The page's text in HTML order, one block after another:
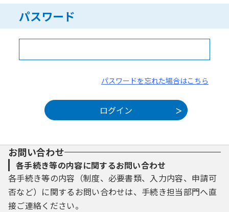
パスワード
パスワードを忘れた場合はこちら
お問い合わせ
各手続き等の内容に関するお問い合わせ
各手続き等の内容（制度、必要書類、入力内容、申請可
否など）に関するお問い合わせは、手続き担当部門へ直
接ご連絡ください。